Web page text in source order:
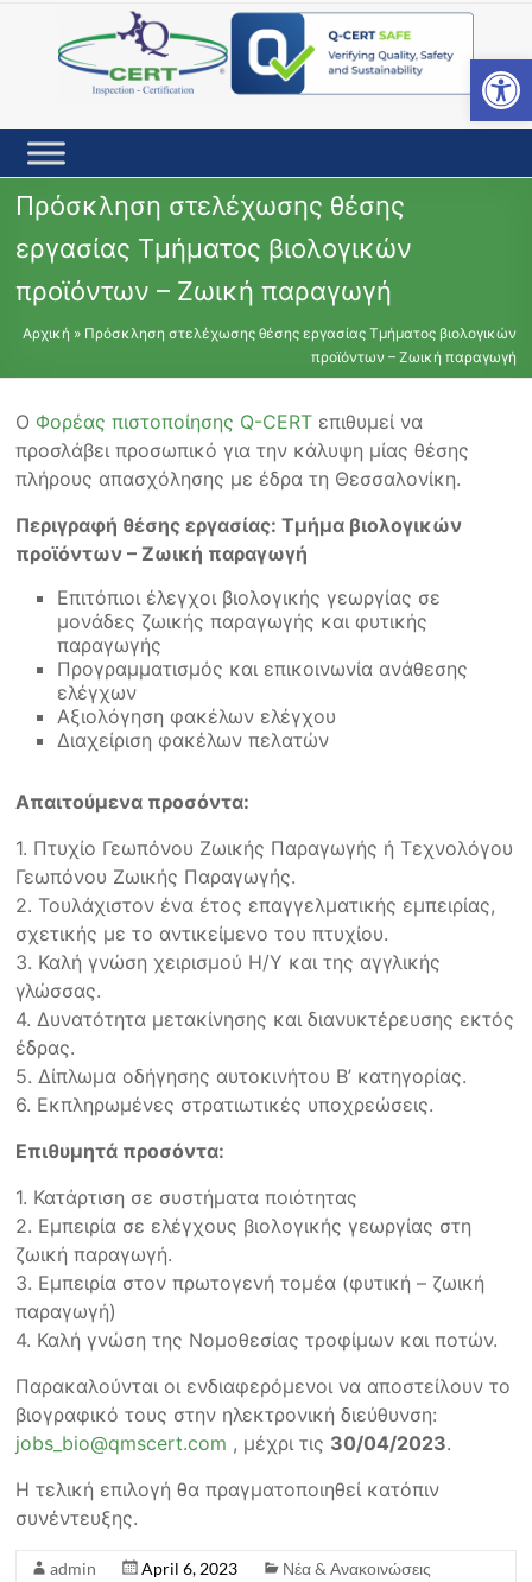
Open toolbar
content
Πρόσκληση στελέχωσης θέσης
εργασίας Τμήματος βιολογικών
προϊόντων – Ζωική παραγωγή
Αρχική » Πρόσκληση στελέχωσης θέσης εργασίας Τμήματος βιολογικών
προϊόντων – Ζωική παραγωγή
Ο Φορέας πιστοποίησης Q-CERT επιθυμεί να
προσλάβει προσωπικό για την κάλυψη μίας θέσης
πλήρους απασχόλησης με έδρα τη Θεσσαλονίκη.
Περιγραφή θέσης εργασίας: Τμήμα βιολογικών
προϊόντων – Ζωική παραγωγή
Επιτόπιοι έλεγχοι βιολογικής γεωργίας σε
μονάδες ζωικής παραγωγής και φυτικής
παραγωγής
Προγραμματισμός και επικοινωνία ανάθεσης
ελέγχων
Αξιολόγηση φακέλων ελέγχου
Διαχείριση φακέλων πελατών
Απαιτούμενα προσόντα:
1. Πτυχίο Γεωπόνου Ζωικής Παραγωγής ή Τεχνολόγου
Γεωπόνου Ζωικής Παραγωγής.
2. Τουλάχιστον ένα έτος επαγγελματικής εμπειρίας,
σχετικής με το αντικείμενο του πτυχίου.
3. Καλή γνώση χειρισμού Η/Υ και της αγγλικής
γλώσσας.
4. Δυνατότητα μετακίνησης και διανυκτέρευσης εκτός
έδρας.
5. Δίπλωμα οδήγησης αυτοκινήτου Β’ κατηγορίας.
6. Εκπληρωμένες στρατιωτικές υποχρεώσεις.
Επιθυμητά προσόντα:
1. Κατάρτιση σε συστήματα ποιότητας
2. Εμπειρία σε ελέγχους βιολογικής γεωργίας στη
ζωική παραγωγή.
3. Εμπειρία στον πρωτογενή τομέα (φυτική – ζωική
παραγωγή)
4. Καλή γνώση της Νομοθεσίας τροφίμων και ποτών.
Παρακαλούνται οι ενδιαφερόμενοι να αποστείλουν το
βιογραφικό τους στην ηλεκτρονική διεύθυνση:
jobs_bio@qmscert.com , μέχρι τις 30/04/2023.
Η τελική επιλογή θα πραγματοποιηθεί κατόπιν
συνέντευξης.
admin April 6, 2023 Νέα & Ανακοινώσεις